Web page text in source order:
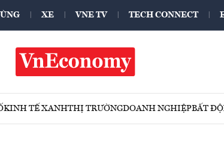
XE VNE TV TECH CONNECT
KINH TẾ XANHTHỊ TRƯỜNGDOANH NGHIỆPBẤT